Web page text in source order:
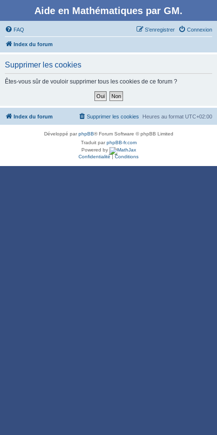
Aide en Mathématiques par GM.
FAQ Connexion
S’enregistrer
Index du forum
Supprimer les cookies
Êtes-vous sûr de vouloir supprimer tous les cookies de ce forum ?
Index du forum Heures au format UTC+02:00
Supprimer les cookies
Développé parphpBB® Forum Software © phpBB Limited
Traduit parphpBB-fr.com
Powered by
Confidentialité|Conditions